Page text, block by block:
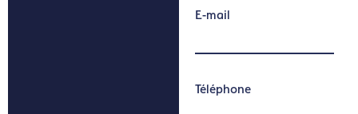
E-mail
Téléphone